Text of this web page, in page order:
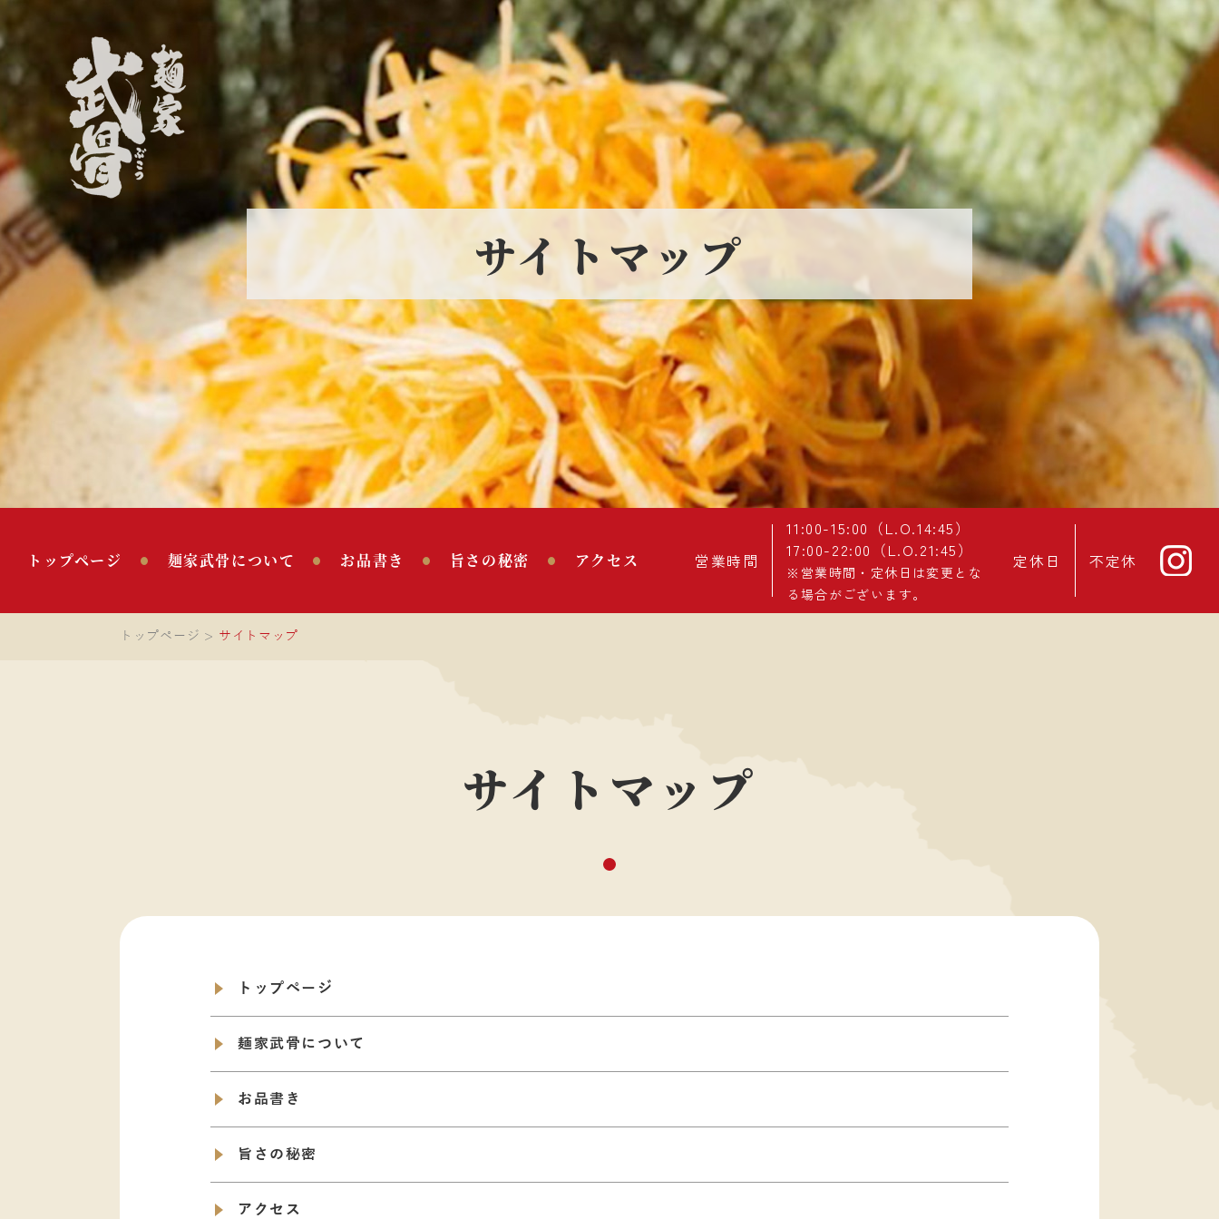
サイトマップ
トップページ 麺家武骨について お品書き 旨さの秘密 アクセス 営業時間
11:00-15:00（L.O.14:45）
17:00-22:00（L.O.21:45）
※営業時間・定休日は変更とな
る場合がございます。
定休日 不定休
トップページ サイトマップ
サイトマップ
トップページ
麺家武骨について
お品書き
旨さの秘密
アクセス